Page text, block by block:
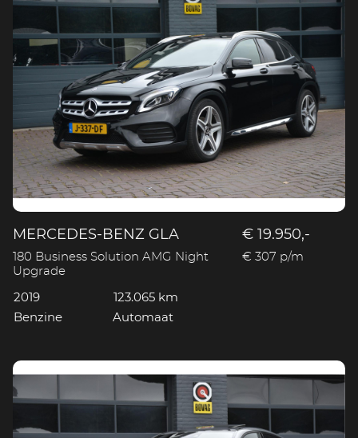
MERCEDES-BENZ GLA
180 Business Solution AMG Night
Upgrade
€ 19.950,-
€ 307 p/m
2019
123.065 km
Benzine
Automaat